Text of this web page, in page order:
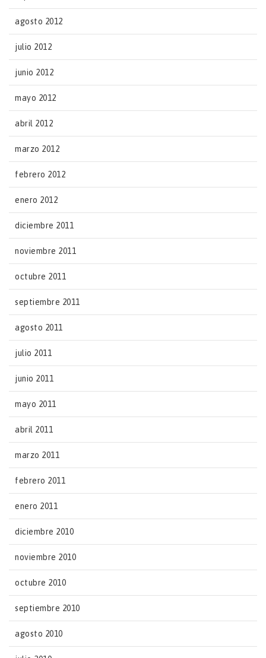
agosto 2012
julio 2012
junio 2012
mayo 2012
abril 2012
marzo 2012
febrero 2012
enero 2012
diciembre 2011
noviembre 2011
octubre 2011
septiembre 2011
agosto 2011
julio 2011
junio 2011
mayo 2011
abril 2011
marzo 2011
febrero 2011
enero 2011
diciembre 2010
noviembre 2010
octubre 2010
septiembre 2010
agosto 2010